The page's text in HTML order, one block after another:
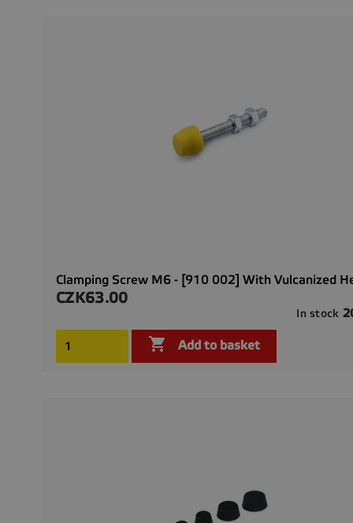
Clamping Screw M6 - [910 002] With Vulcanized
Price
CZK63.00
In stock
 Add to basket